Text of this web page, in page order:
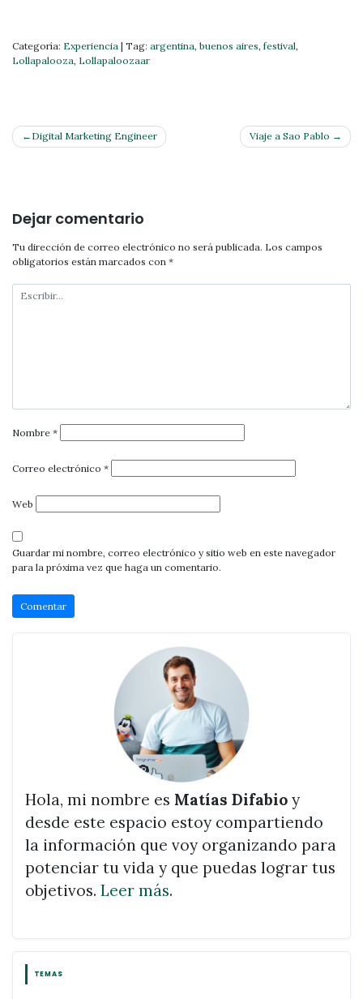
Categoría: Experiencia | Tag: argentina, buenos aires, festival,
Lollapalooza, Lollapaloozaar
Navegación
Digital Marketing Engineer Viaje a Sao Pablo
Dejar comentario
Tu dirección de correo electrónico no será publicada. Los campos
obligatorios están marcados con *
Nombre *
Correo electrónico *
Web
Guardar mi nombre, correo electrónico y sitio web en este navegador
para la próxima vez que haga un comentario.
Hola, mi nombre es Matías Difabio y
desde este espacio estoy compartiendo
la información que voy organizando para
potenciar tu vida y que puedas lograr tus
objetivos. Leer más.
TEMAS